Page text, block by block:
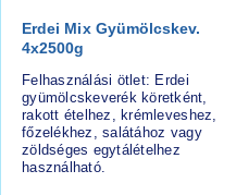
Erdei Mix Gyümölcskev.
4x2500g
Felhasználási ötlet: Erdei
gyümölcskeverék köretként,
rakott ételhez, krémleveshez,
főzelékhez, salátához vagy
zöldséges egytálételhez
használható.